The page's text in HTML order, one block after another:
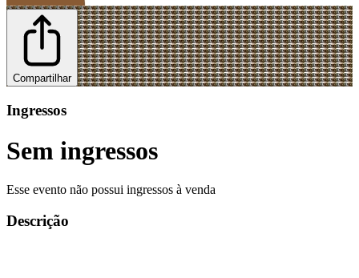
Compartilhar
Ingressos
Sem ingressos
Esse evento não possui ingressos à venda
Descrição